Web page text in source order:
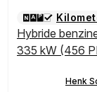
Hybride
335 kW (456
Henk